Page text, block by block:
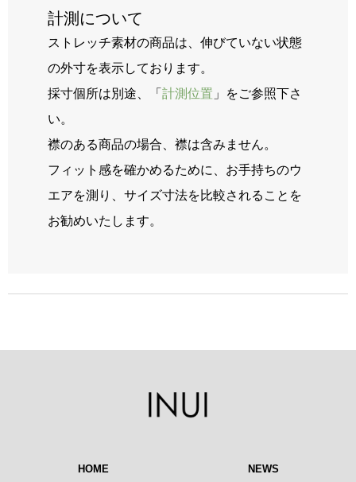
計測について
ストレッチ素材の商品は、伸びていない状態
の外寸を表示しております。
採寸個所は別途、「 計測位置 」をご参照下さ
い。
襟のある商品の場合、襟は含みません。
フィット感を確かめるために、お手持ちのウ
エアを測り、サイズ寸法を比較されることを
お勧めいたします。
HOME NEWS